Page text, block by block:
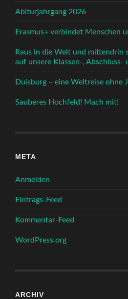
Abiturjahrgang 2026
Erasmus+ verbindet Menschen
Raus in die Welt und mittendrin
auf unsere Klassen-, Abschluss-
Duisburg – eine Weltreise ohne
Sauberes Hochfeld! Mach mit!
META
Anmelden
Eintrags-Feed
Kommentar-Feed
WordPress.org
ARCHIV